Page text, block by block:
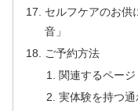
セルフケアのお供
音」
ご予約方法
関連するページ
実体験を持つ通